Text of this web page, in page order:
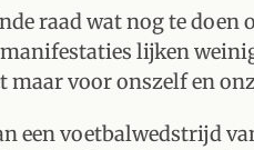
raad wat nog te doen
lijken
maar voor onszelf en
een voetbalwedstrijd